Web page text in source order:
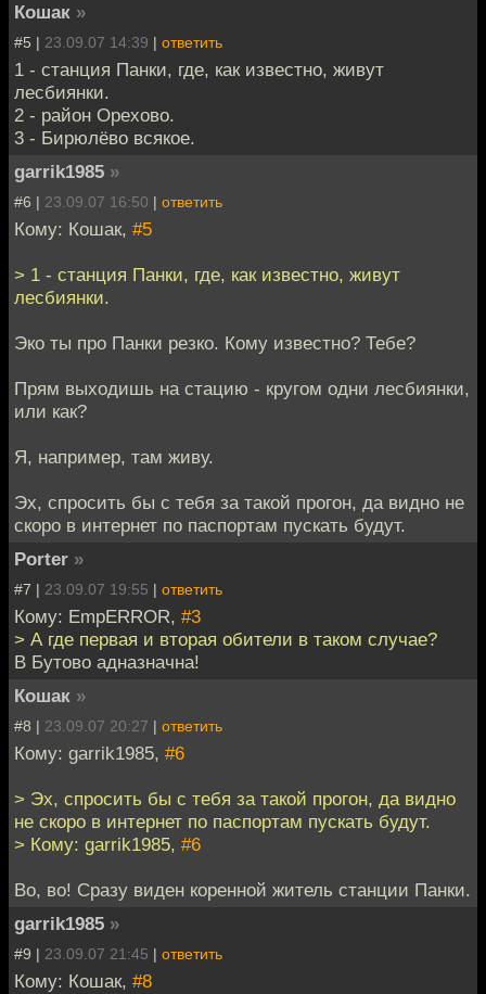
Кошак »
#5 | 23.09.07 14:39 | ответить
1 - станция Панки, где, как известно, живут
лесбиянки.
2 - район Орехово.
3 - Бирюлёво всякое.
garrik1985 »
#6 | 23.09.07 16:50 | ответить
Кому: Кошак, #5
> 1 - станция Панки, где, как известно, живут
лесбиянки.
Эко ты про Панки резко. Кому известно? Тебе?
Прям выходишь на стацию - кругом одни лесбиянки,
или как?
Я, например, там живу.
Эх, спросить бы с тебя за такой прогон, да видно не
скоро в интернет по паспортам пускать будут.
Porter »
#7 | 23.09.07 19:55 | ответить
Кому: EmpERROR, #3
> А где первая и вторая обители в таком случае?
В Бутово адназначна!
Кошак »
#8 | 23.09.07 20:27 | ответить
Кому: garrik1985, #6
> Эх, спросить бы с тебя за такой прогон, да видно
не скоро в интернет по паспортам пускать будут.
> Кому: garrik1985, #6
Во, во! Сразу виден коренной житель станции Панки.
garrik1985 »
#9 | 23.09.07 21:45 | ответить
Кому: Кошак, #8